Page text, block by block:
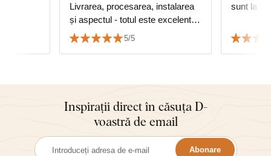
Livrarea, procesarea, instalarea
și aspectul - totul este excelent.
Recomand cu căldură tuturor.
Juraj
5/5
sunt la
Inspirații direct în căsuța D-
voastră de email
Abonare